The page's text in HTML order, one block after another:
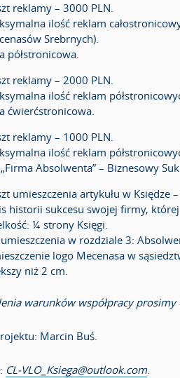
reklamy – 3000 PLN.
ilość reklam
Srebrnych).
półstronicowa.
reklamy – 2000 PLN.
ilość reklam
ćwierćstronicowa.
reklamy – 1000 PLN.
ilość reklam
Absolwenta” – Biznesowy
umieszczenia artykułu w Księdze
historii sukcesu swojej firmy,
¼ strony Księgi.
w rozdziale 3:
logo Mecenasa w
niż 2 cm.
warunków współpracy
Marcin Buś.
CL-VLO_Ksiega@outlook.com.